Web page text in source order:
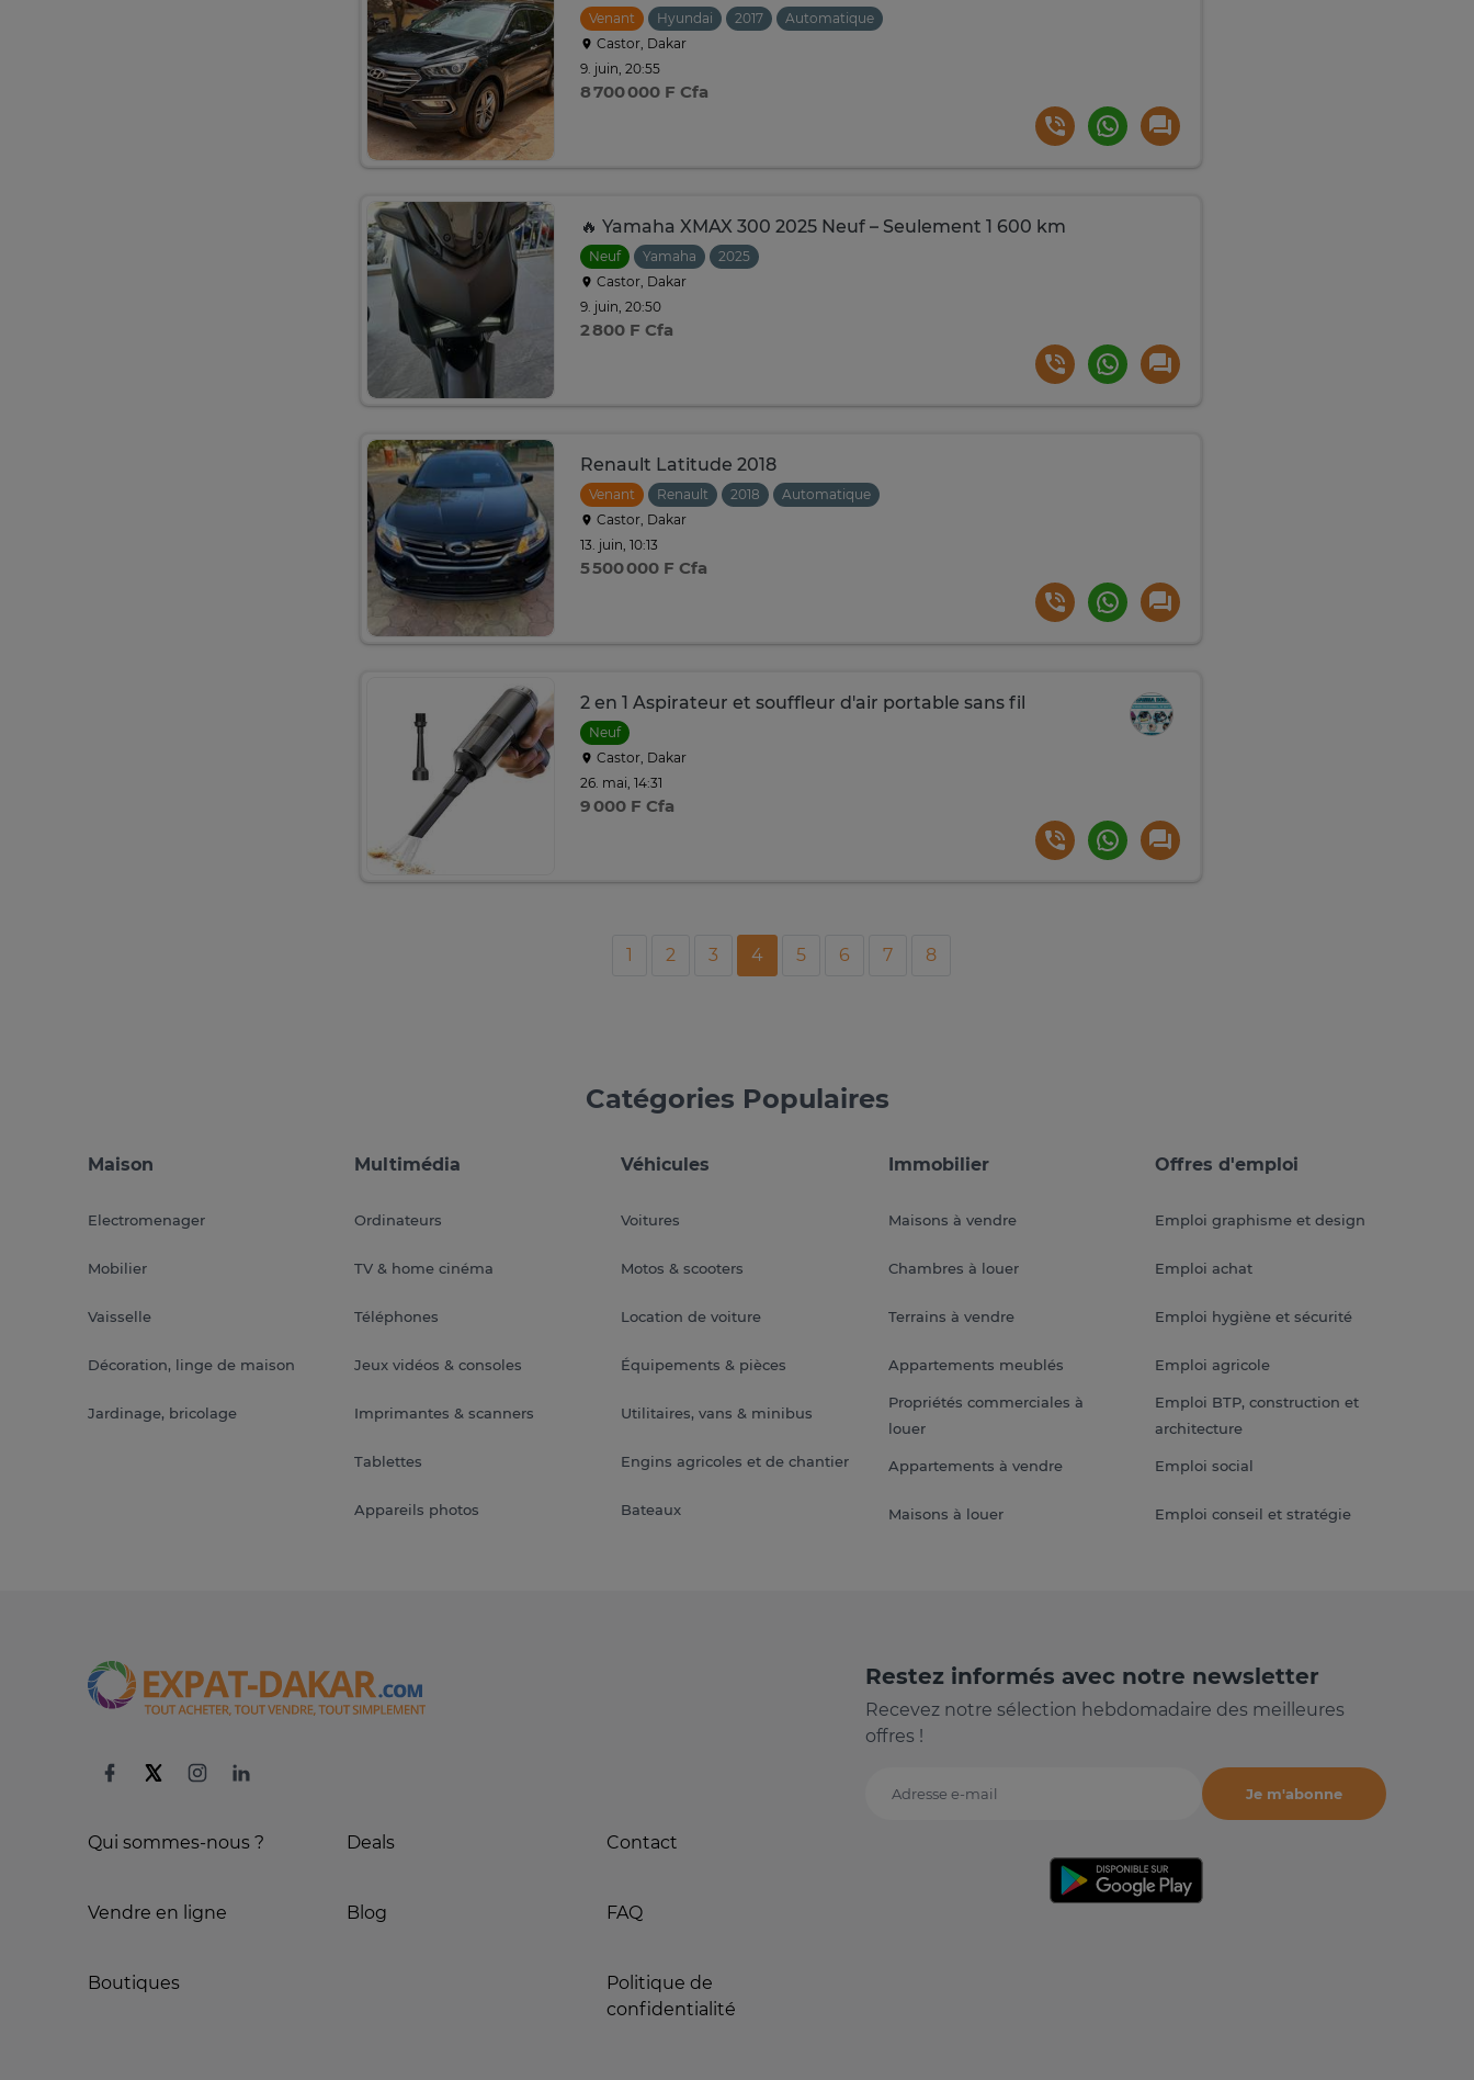
Venant Hyundai 2017
Automatique
Castor, Dakar
9. juin, 20:55
8 700 000 F Cfa
🔥 Yamaha XMAX 300 2025 Neuf – Seulement 1 600 km
Neuf Yamaha
2025
Castor, Dakar
9. juin, 20:50
2 800 F Cfa
Renault Latitude 2018
Venant Renault 2018
Automatique
Castor, Dakar
13. juin, 10:13
5 500 000 F Cfa
2 en 1 Aspirateur et souffleur d'air portable sans fil
Neuf
Castor, Dakar
26. mai, 14:31
9 000 F Cfa
1 2 3 4 5 6 7 8
Catégories Populaires
Maison
Electromenager
Mobilier
Vaisselle
Décoration, linge de maison
Jardinage, bricolage
Multimédia
Ordinateurs
TV & home cinéma
Téléphones
Jeux vidéos & consoles
Imprimantes & scanners
Tablettes
Appareils photos
Véhicules
Voitures
Motos & scooters
Location de voiture
Équipements & pièces
Utilitaires, vans & minibus
Engins agricoles et de chantier
Bateaux
Immobilier
Maisons à vendre
Chambres à louer
Terrains à vendre
Appartements meublés
Propriétés commerciales à
louer
Appartements à vendre
Maisons à louer
Offres d'emploi
Emploi graphisme et design
Emploi achat
Emploi hygiène et sécurité
Emploi agricole
Emploi BTP, construction et
architecture
Emploi social
Emploi conseil et stratégie
Qui sommes-nous ?
Vendre en ligne
Boutiques
Deals
Blog
Contact
FAQ
Politique de
confidentialité
Restez informés avec notre newsletter
Recevez notre sélection hebdomadaire des meilleures
offres !
Adresse e-mail
Je m'abonne